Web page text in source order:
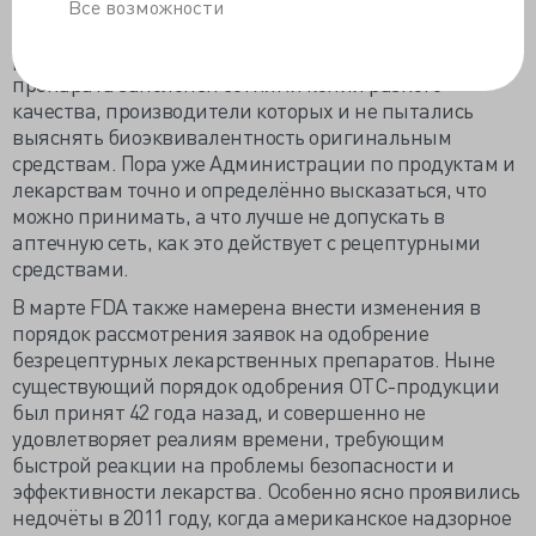
Все возможности
рынок дженерических версий только одного
препарата заполонён сотнями копий разного
качества, производители которых и не пытались
выяснять биоэквивалентность оригинальным
средствам. Пора уже Администрации по продуктам и
лекарствам точно и определённо высказаться, что
можно принимать, а что лучше не допускать в
аптечную сеть, как это действует с рецептурными
средствами.
В марте FDA также намерена внести изменения в
порядок рассмотрения заявок на одобрение
безрецептурных лекарственных препаратов. Ныне
существующий порядок одобрения OTC-продукции
был принят 42 года назад, и совершенно не
удовлетворяет реалиям времени, требующим
быстрой реакции на проблемы безопасности и
эффективности лекарства. Особенно ясно проявились
недочёты в 2011 году, когда американское надзорное